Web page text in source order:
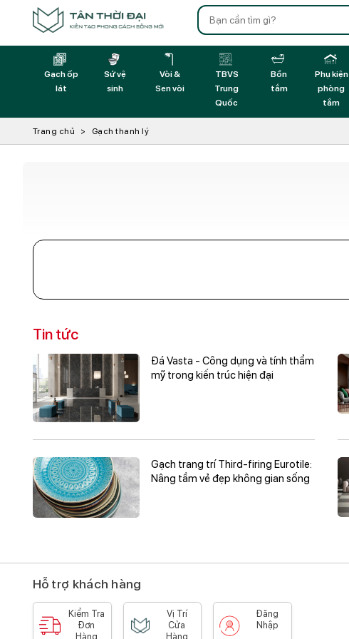
Gạch ốp
lát
Sứ vệ
sinh
Vòi &
Sen vòi
TBVS
Trung
Quốc
Bồn
tắm
Phụ kiện
phòng
tắm
Trang chủ Gạch thanh lý
Tin tức
Đá Vasta - Công dụng và tính thẩm
mỹ trong kiến trúc hiện đại
Gạch trang trí Third-firing Eurotile:
Nâng tầm vẻ đẹp không gian sống
Hỗ trợ khách hàng
Kiểm Tra
Đơn
Hàng
Vị Trí
Cửa
Hàng
Đăng
Nhập